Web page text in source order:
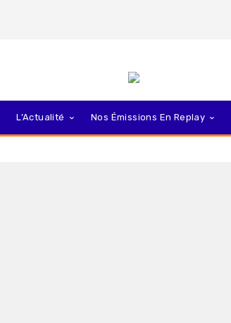
L’Actualité Nos Émissions En Replay